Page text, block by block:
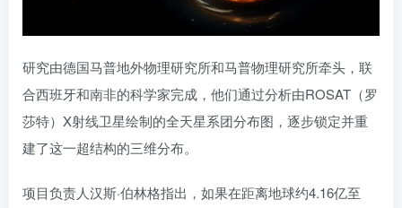
研究由德国马普地外物理研究所和马普物理研究所牵头，联
合西班牙和南非的科学家完成，他们通过分析由ROSAT（罗
莎特）X射线卫星绘制的全天星系团分布图，逐步锁定并重
建了这一超结构的三维分布。
项目负责人汉斯·伯林格指出，如果在距离地球约4.16亿至